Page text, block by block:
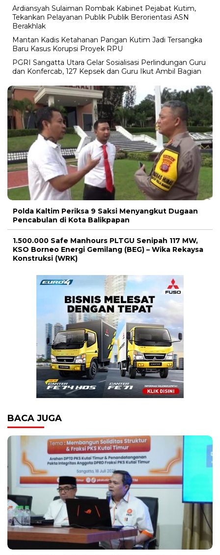
Ardiansyah Sulaiman Rombak Kabinet Pejabat Kutim,
Tekankan Pelayanan Publik Publik Berorientasi ASN
Berakhlak
Mantan Kadis Ketahanan Pangan Kutim Jadi Tersangka
Baru Kasus Korupsi Proyek RPU
PGRI Sangatta Utara Gelar Sosialisasi Perlindungan Guru
dan Konfercab, 127 Kepsek dan Guru Ikut Ambil Bagian
Polda Kaltim Periksa 9 Saksi Menyangkut Dugaan
Pencabulan di Kota Balikpapan
1.500.000 Safe Manhours PLTGU Senipah 117 MW,
KSO Borneo Energi Gemilang (BEG) – Wika Rekaysa
Konstruksi (WRK)
BACA JUGA